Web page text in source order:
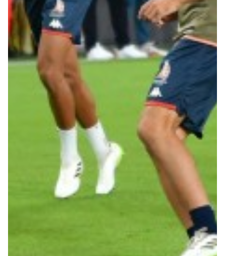
Summer Sale
Mare
Accessori
Isolani x Genoa
Gift Card Online Store